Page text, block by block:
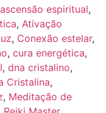
ascensão espiritual,
, Ativação
, Conexão estelar,
, cura energética,
, dna cristalino,
Cristalina,
, Meditação de